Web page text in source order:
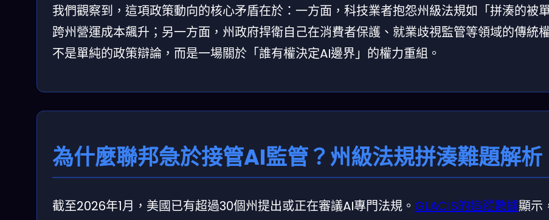
我們觀察到，這項政策動向的核心矛盾在於：一方面，科技業者抱怨州級法規如「拼湊的被
跨州營運成本飆升；另一方面，州政府捍衛自己在消費者保護、就業歧視監管等領域的傳統
不是單純的政策辯論，而是一場關於「誰有權決定AI邊界」的權力重組。
為什麼聯邦急於接管AI監管？州級法規拼湊難題解析
截至2026年1月，美國已有超過30個州提出或正在審議AI專門法規。 GLACIS的追蹤數據顯示